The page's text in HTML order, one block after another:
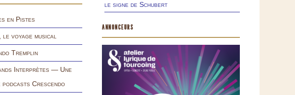
en Pistes
le voyage musical
Tremplin
Interprètes — Une
podcasts Crescendo
le signe de Schubert
ANNONCEURS